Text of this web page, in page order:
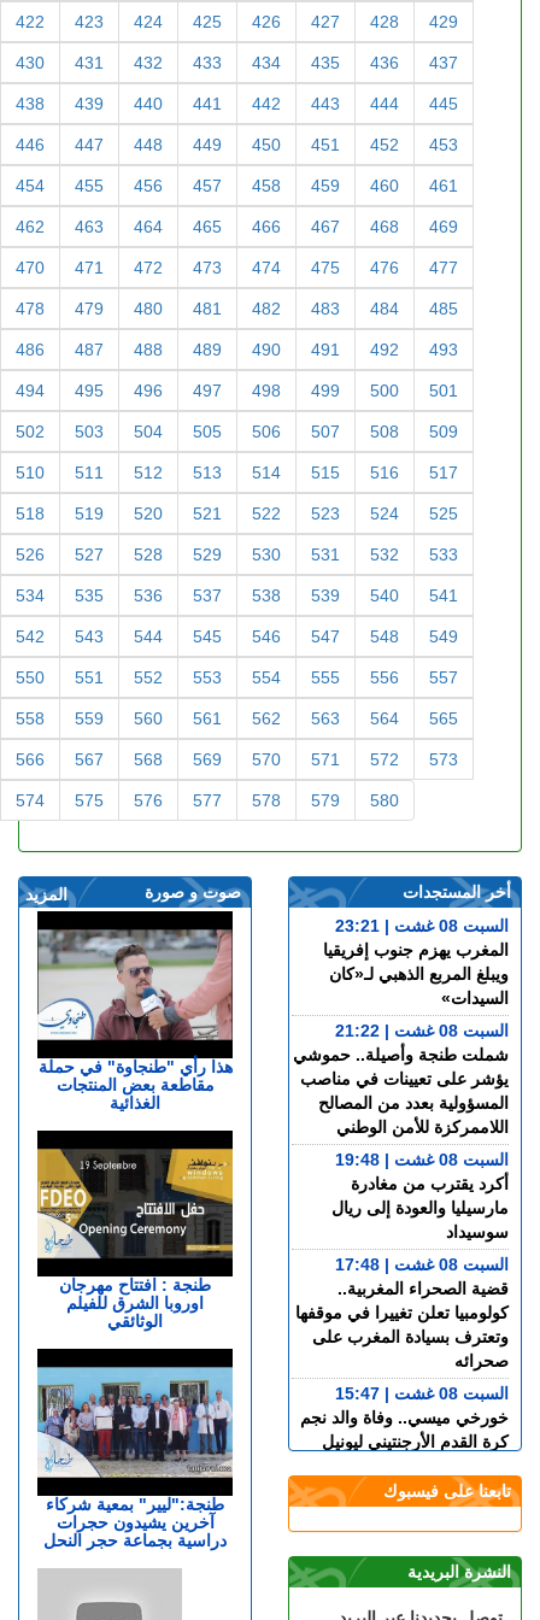
422 423 424 425 426 427 428 429
430 431 432 433 434 435 436 437
438 439 440 441 442 443 444 445
446 447 448 449 450 451 452 453
454 455 456 457 458 459 460 461
462 463 464 465 466 467 468 469
470 471 472 473 474 475 476 477
478 479 480 481 482 483 484 485
486 487 488 489 490 491 492 493
494 495 496 497 498 499 500 501
502 503 504 505 506 507 508 509
510 511 512 513 514 515 516 517
518 519 520 521 522 523 524 525
526 527 528 529 530 531 532 533
534 535 536 537 538 539 540 541
542 543 544 545 546 547 548 549
550 551 552 553 554 555 556 557
558 559 560 561 562 563 564 565
566 567 568 569 570 571 572 573
574 575 576 577 578 579 580
المزيد صوت و صورة
هذا رأي "طنجاوة" في حملة
مقاطعة بعض المنتجات
الغذائية
طنجة : افتتاح مهرجان
اوروبا الشرق للفيلم
الوثائقي
طنجة:"ليير" بمعية شركاء
آخرين يشيدون حجرات
دراسية بجماعة حجر النحل
أخر المستجدات
السبت 08 غشت | 23:21
المغرب يهزم جنوب إفريقيا
ويبلغ المربع الذهبي لـ«كان
السيدات»
السبت 08 غشت | 21:22
شملت طنجة وأصيلة.. حموشي
يؤشر على تعيينات في مناصب
المسؤولية بعدد من المصالح
اللاممركزة للأمن الوطني
السبت 08 غشت | 19:48
أكرد يقترب من مغادرة
مارسيليا والعودة إلى ريال
سوسيداد
السبت 08 غشت | 17:48
قضية الصحراء المغربية..
كولومبيا تعلن تغييرا في موقفها
وتعترف بسيادة المغرب على
صحرائه
السبت 08 غشت | 15:47
خورخي ميسي.. وفاة والد نجم
كرة القدم الأرجنتيني ليونيل
السبت 08 غشت | 14:49
للهجرة السرية
تابعنا على فيسبوك
النشرة البريدية